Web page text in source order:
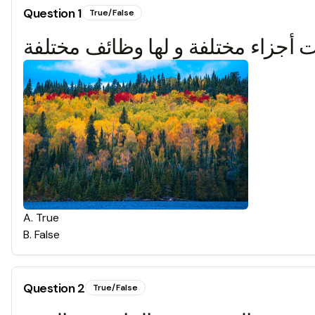
Question1 True/False
أجزاء مختلفة و لها وظائف مختلفة
A. True
B. False
Question2 True/False